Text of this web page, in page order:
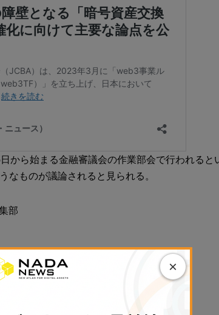
から始まる金融審議会の作業部会で行われると
なものが議論されると見られる。
部
×